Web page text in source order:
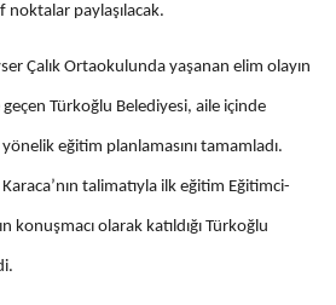
paylaşılacak.
Çalık Ortaokulunda yaşanan elim olayın
Türkoğlu Belediyesi, aile içinde
eğitim planlamasını tamamladı.
talimatıyla ilk eğitim Eğitimci-
konuşmacı olarak katıldığı Türkoğlu